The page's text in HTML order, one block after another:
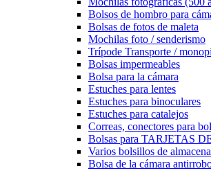
Bolsos de hombro para
Bolsas de fotos de maleta
Mochilas foto / senderismo
Trípode Transporte /
Bolsas impermeables
Bolsa para la cámara
Estuches para lentes
Estuches para binoculares
Estuches para catalejos
Correas, conectores para
Bolsas para TARJETAS
Varios bolsillos de
Bolsa de la cámara